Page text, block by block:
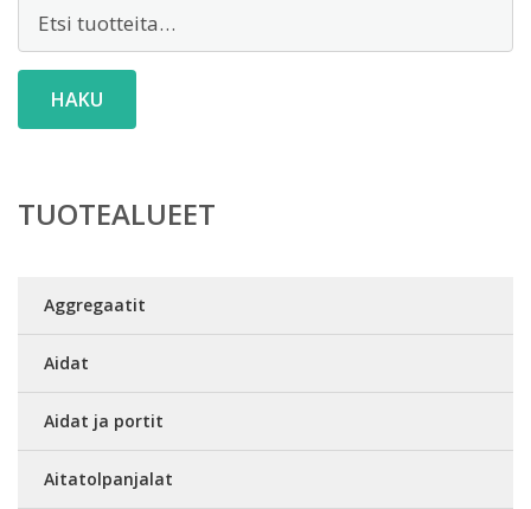
HAKU
TUOTEALUEET
Aggregaatit
Aidat
Aidat ja portit
Aitatolpanjalat